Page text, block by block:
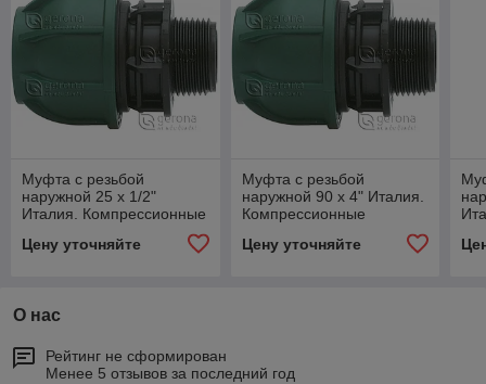
Муфта с резьбой
наружной 25 х 1/2"
Италия. Компрессионные
Цену уточняйте
Муфта с резьбой
наружной 90 х 4" Италия.
Компрессионные
Цену уточняйте
О нас
Рейтинг не сформирован
Менее 5 отзывов за последний год